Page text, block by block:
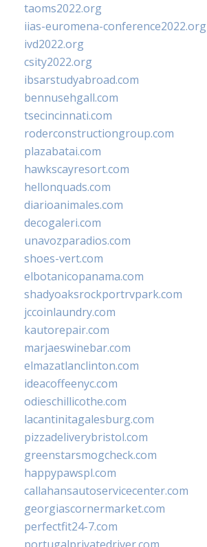
taoms2022.org
iias-euromena-conference2022.org
ivd2022.org
csity2022.org
ibsarstudyabroad.com
bennusehgall.com
tsecincinnati.com
roderconstructiongroup.com
plazabatai.com
hawkscayresort.com
hellonquads.com
diarioanimales.com
decogaleri.com
unavozparadios.com
shoes-vert.com
elbotanicopanama.com
shadyoaksrockportrvpark.com
jccoinlaundry.com
kautorepair.com
marjaeswinebar.com
elmazatlanclinton.com
ideacoffeenyc.com
odieschillicothe.com
lacantinitagalesburg.com
pizzadeliverybristol.com
greenstarsmogcheck.com
happypawspl.com
callahansautoservicecenter.com
georgiascornermarket.com
perfectfit24-7.com